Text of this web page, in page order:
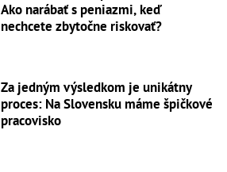
Ako narábať s peniazmi, keď
nechcete zbytočne riskovať?
Za jedným výsledkom je unikátny
proces: Na Slovensku máme špičkové
pracovisko